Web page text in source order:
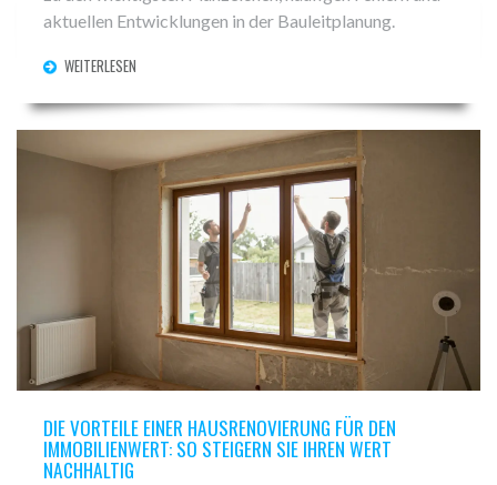
aktuellen Entwicklungen in der Bauleitplanung.
WEITERLESEN
DIE VORTEILE EINER HAUSRENOVIERUNG FÜR DEN
IMMOBILIENWERT: SO STEIGERN SIE IHREN WERT
NACHHALTIG